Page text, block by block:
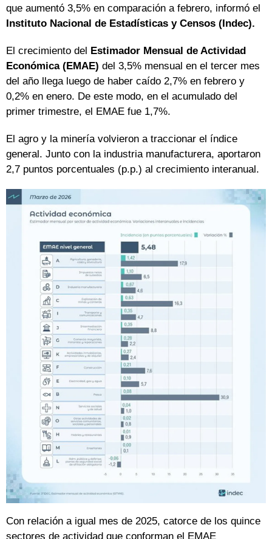
que aumentó 3,5% en comparación a febrero, informó el
Instituto Nacional de Estadísticas y Censos (Indec).
El crecimiento del Estimador Mensual de Actividad
Económica (EMAE) del 3,5% mensual en el tercer mes
del año llega luego de haber caído 2,7% en febrero y
0,2% en enero. De este modo, en el acumulado del
primer trimestre, el EMAE fue 1,7%.
El agro y la minería volvieron a traccionar el índice
general. Junto con la industria manufacturera, aportaron
2,7 puntos porcentuales (p.p.) al crecimiento interanual.
Con relación a igual mes de 2025, catorce de los quince
sectores de actividad que conforman el EMAE